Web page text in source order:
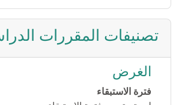
تصنيفات المقررات
الغرض
فترة الاستبقاء